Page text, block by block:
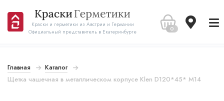
Краски и герметики из Австрии и Германии
Официальный представитель в Екатеринбурге
0
Главная
Каталог
Щетка чашечная в металлическом корпусе Klen D120*45* M14